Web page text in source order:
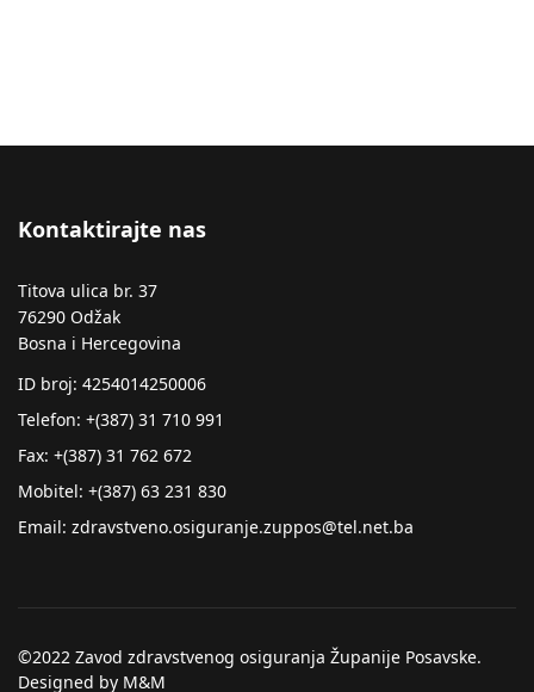
Kontaktirajte nas
Titova ulica br. 37
76290 Odžak
Bosna i Hercegovina
ID broj: 4254014250006
Telefon: +(387) 31 710 991
Fax: +(387) 31 762 672
Mobitel: +(387) 63 231 830
Email: zdravstveno.osiguranje.zuppos@tel.net.ba
©2022 Zavod zdravstvenog osiguranja Županije Posavske.
Designed by M&M